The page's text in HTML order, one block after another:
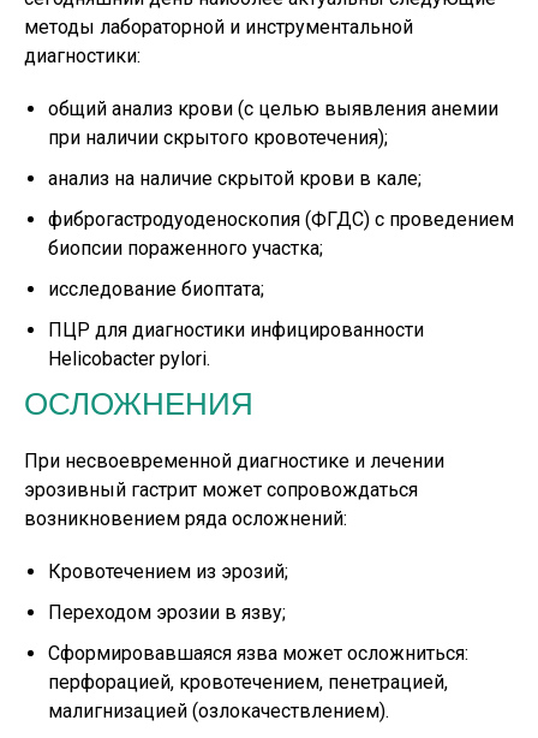
методы лабораторной и инструментальной
диагностики:
общий анализ крови (с целью выявления анемии
при наличии скрытого кровотечения);
анализ на наличие скрытой крови в кале;
фиброгастродуоденоскопия (ФГДС) с проведением
биопсии пораженного участка;
исследование биоптата;
ПЦР для диагностики инфицированности
Helicobacter pylori.
ОСЛОЖНЕНИЯ
При несвоевременной диагностике и лечении
эрозивный гастрит может сопровождаться
возникновением ряда осложнений:
Кровотечением из эрозий;
Переходом эрозии в язву;
Сформировавшаяся язва может осложниться:
перфорацией, кровотечением, пенетрацией,
малигнизацией (озлокачествлением).